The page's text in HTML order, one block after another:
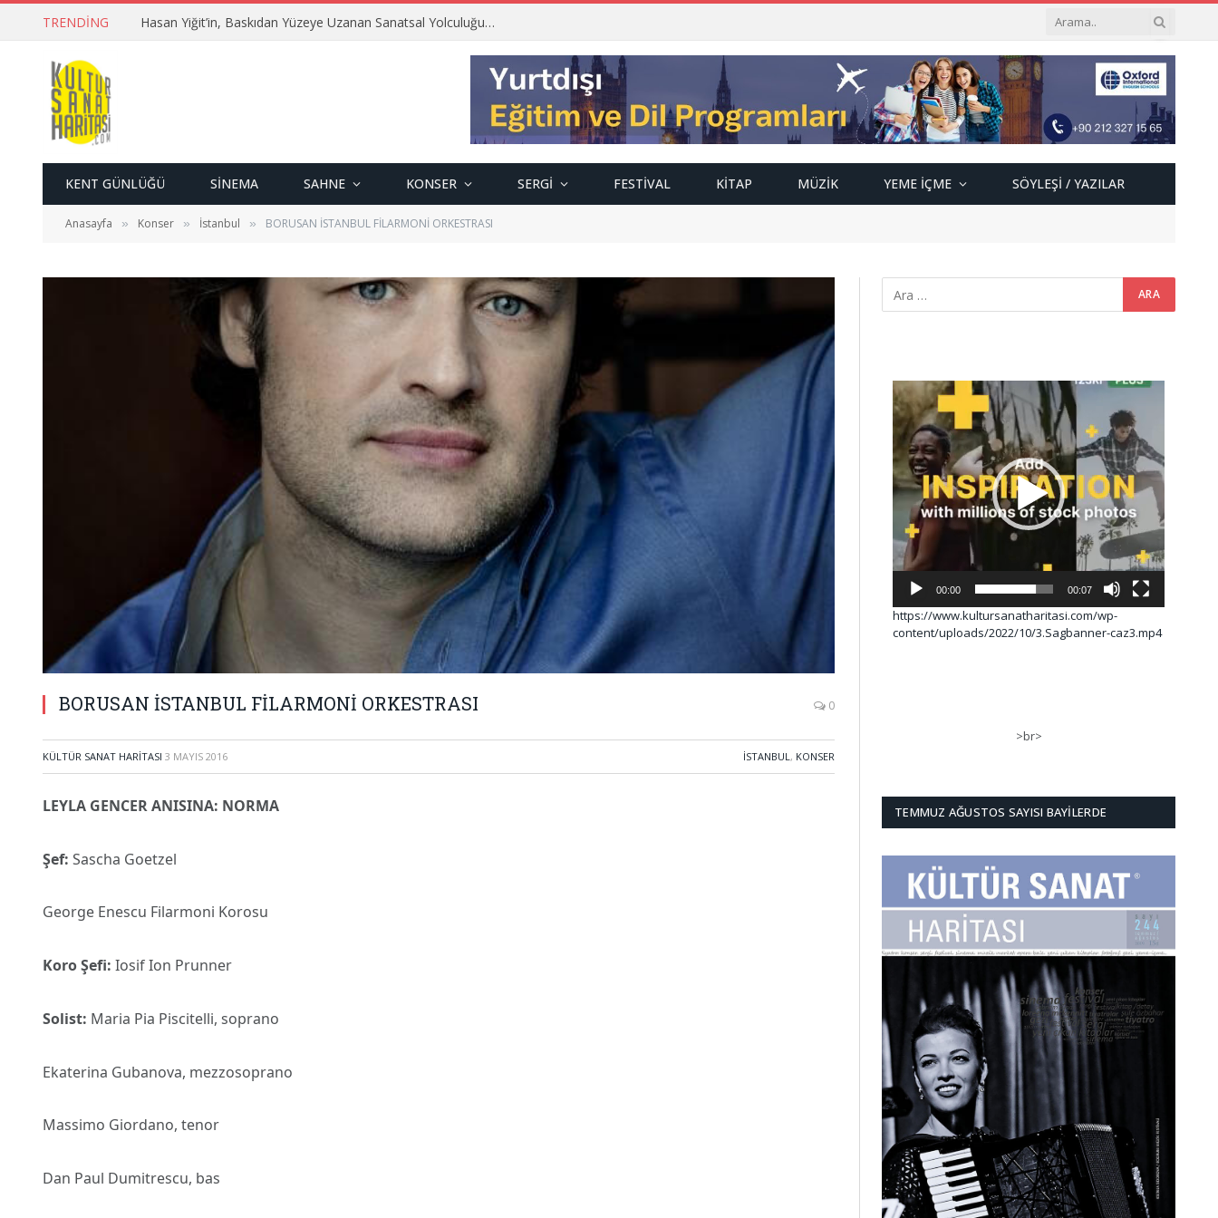
TRENDING Hasan Yiğit’in, Baskıdan Yüzeye Uzanan Sanatsal Yolculuğu…
KENT GÜNLÜĞÜ SINEMA SAHNE KONSER SERGI FESTIVAL KITAP MÜZIK YEME İÇME SÖYLEŞI / YAZILAR
Anasayfa » Konser » İstanbul » BORUSAN İSTANBUL FİLARMONİ ORKESTRASI
BORUSAN İSTANBUL FİLARMONİ ORKESTRASI 0
KÜLTÜR SANAT HARITASI 3 MAYIS 2016 İSTANBUL, KONSER
LEYLA GENCER ANISINA: NORMA
Şef: Sascha Goetzel
George Enescu Filarmoni Korosu
Koro Şefi: Iosif Ion Prunner
Solist: Maria Pia Piscitelli, soprano
Ekaterina Gubanova, mezzosoprano
Massimo Giordano, tenor
Dan Paul Dumitrescu, bas
Video
oynatıcı
00:00 00:07
https://www.kultursanatharitasi.com/wp-
content/uploads/2022/10/3.Sagbanner-caz3.mp4
>br>
TEMMUZ AĞUSTOS SAYISI BAYILERDE